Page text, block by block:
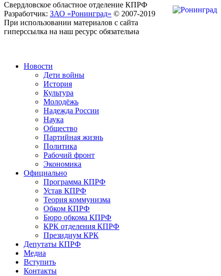
Свердловское областное отделение КПРФ
Разработчик: ЗАО «Ронинград» © 2007-2019
При использовании материалов с сайта
гиперссылка на наш ресурс обязательна
Новости
Дети войны
История
Культура
Молодёжь
Надежда России
Наука
Общество
Партийная жизнь
Политика
Рабочий фронт
Экономика
Официально
Программа КПРФ
Устав КПРФ
Теория коммунизма
Обком КПРФ
Бюро обкома КПРФ
КРК отделения КПРФ
Президиум КРК
Депутаты КПРФ
Медиа
Вступить
Контакты